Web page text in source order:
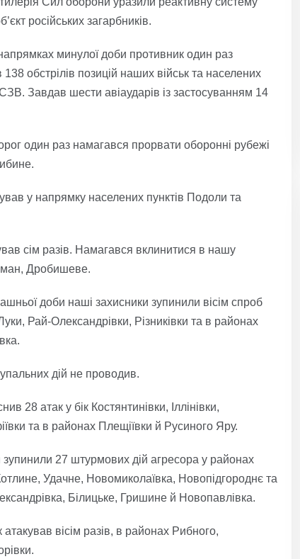
російських загарбників.
минулої доби противник один раз
обстрілів позицій наших військ та населених
Завдав шести авіаударів із застосуванням 14
один раз намагався прорвати оборонні рубежі
у напрямку населених пунктів Подоли та
сім разів. Намагався вклинитися в нашу
Дробишеве.
доби наші захисники зупинили вісім спроб
Рай-Олександрівки, Різниківки та в районах
дій не проводив.
28 атак у бік Костянтинівки, Іллінівки,
та в районах Плещіївки й Русиного Яру.
27 штурмових дій агресора у районах
Удачне, Новомиколаївка, Новопідгороднє та
Білицьке, Гришине й Новопавлівка.
вісім разів, в районах Рибного,